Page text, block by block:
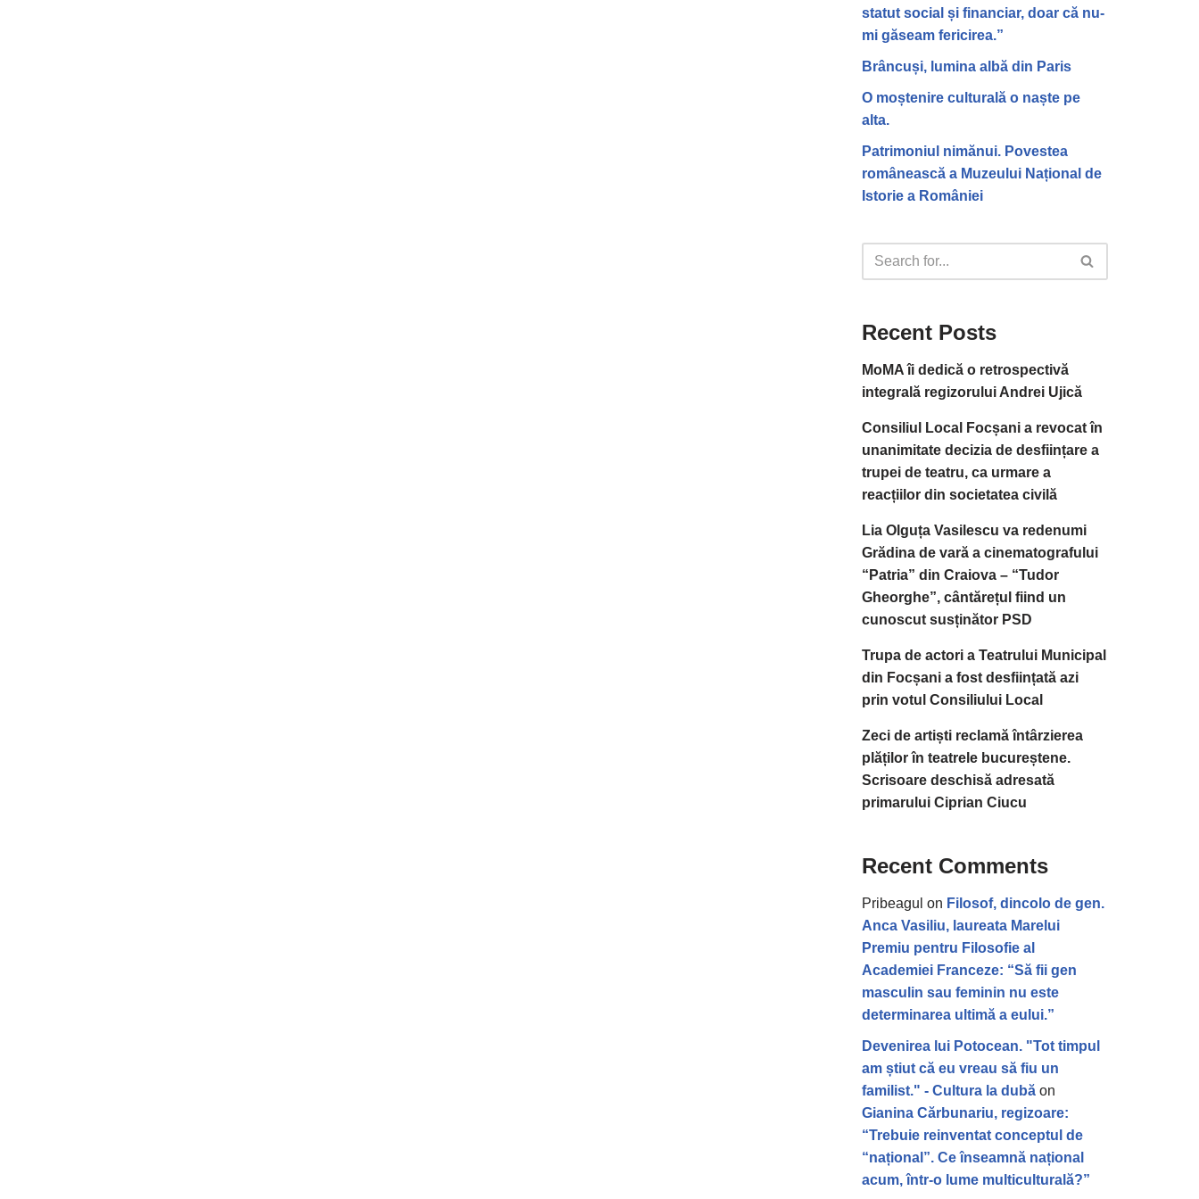
statut social și financiar, doar că nu-
mi găseam fericirea.”
Brâncuși, lumina albă din Paris
O moștenire culturală o naște pe
alta.
Patrimoniul nimănui. Povestea
românească a Muzeului Național de
Istorie a României
Recent Posts
MoMA îi dedică o retrospectivă
integrală regizorului Andrei Ujică
Consiliul Local Focșani a revocat în
unanimitate decizia de desființare a
trupei de teatru, ca urmare a
reacțiilor din societatea civilă
Lia Olguța Vasilescu va redenumi
Grădina de vară a cinematografului
“Patria” din Craiova – “Tudor
Gheorghe”, cântărețul fiind un
cunoscut susținător PSD
Trupa de actori a Teatrului Municipal
din Focșani a fost desființată azi
prin votul Consiliului Local
Zeci de artiști reclamă întârzierea
plăților în teatrele bucureștene.
Scrisoare deschisă adresată
primarului Ciprian Ciucu
Recent Comments
Pribeagul on Filosof, dincolo de gen.
Anca Vasiliu, laureata Marelui
Premiu pentru Filosofie al
Academiei Franceze: “Să fii gen
masculin sau feminin nu este
determinarea ultimă a eului.”
Devenirea lui Potocean. "Tot timpul
am știut că eu vreau să fiu un
familist." - Cultura la dubă on
Gianina Cărbunariu, regizoare:
“Trebuie reinventat conceptul de
“național”. Ce înseamnă național
acum, într-o lume multiculturală?”